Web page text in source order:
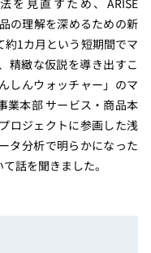
を見直すため、ARISE
の理解を深めるための新
1カ月という短期間でマ
精緻な仮説を導き出すこ
しんウォッチャー」のマ
業本部 サービス・商品本
ロジェクトに参画した浅
タ分析で明らかになった
話を聞きました。